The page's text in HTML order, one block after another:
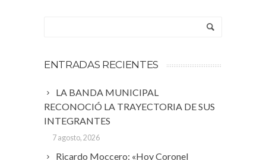
ENTRADAS RECIENTES
LA BANDA MUNICIPAL
RECONOCIÓ LA TRAYECTORIA DE SUS
INTEGRANTES
7 agosto, 2026
Ricardo Moccero: «Hoy Coronel